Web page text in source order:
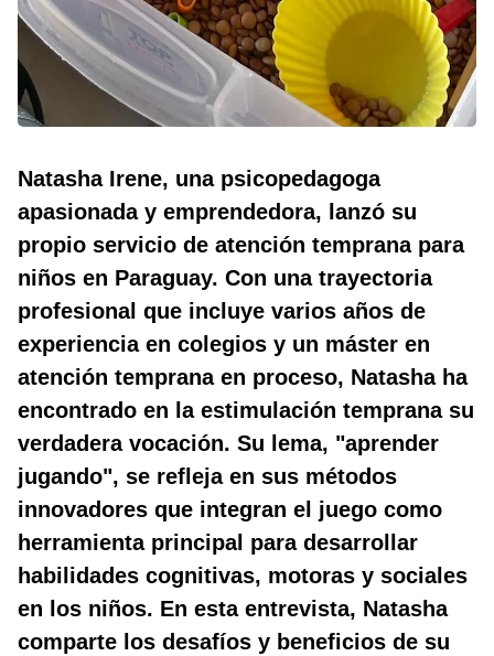
Natasha Irene, una psicopedagoga
apasionada y emprendedora, lanzó su
propio servicio de atención temprana para
niños en Paraguay. Con una trayectoria
profesional que incluye varios años de
experiencia en colegios y un máster en
atención temprana en proceso, Natasha ha
encontrado en la estimulación temprana su
verdadera vocación. Su lema, "aprender
jugando", se refleja en sus métodos
innovadores que integran el juego como
herramienta principal para desarrollar
habilidades cognitivas, motoras y sociales
en los niños. En esta entrevista, Natasha
comparte los desafíos y beneficios de su